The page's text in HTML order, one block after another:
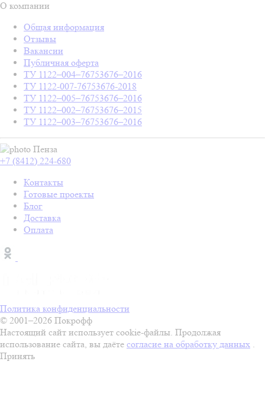
О компании
Общая информация
Отзывы
Вакансии
Публичная оферта
ТУ 1122–004–76753676–2016
ТУ 1122-007-76753676-2018
ТУ 1122–005–76753676–2016
ТУ 1122–002–76753676–2015
ТУ 1122–003–76753676–2016
Пенза
+7 (8412) 224-680
Контакты
Готовые проекты
Блог
Доставка
Оплата
Политика конфиденциальности
© 2001–2026 Покрофф
Настоящий сайт использует cookie-файлы. Продолжая
использование сайта, вы даёте согласие на обработку данных .
Принять